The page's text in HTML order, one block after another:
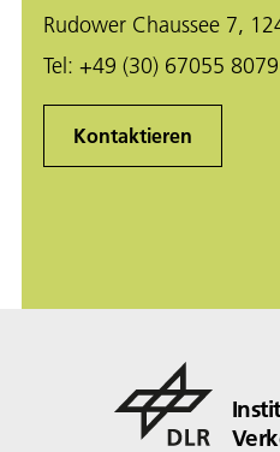
Rudower Chaussee 7,
Tel: +49 (30) 67055 8079
Kontaktieren